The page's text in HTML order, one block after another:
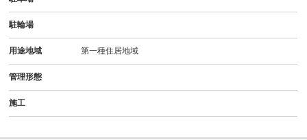
駐輪場
用途地域 第一種住居地域
管理形態
施工